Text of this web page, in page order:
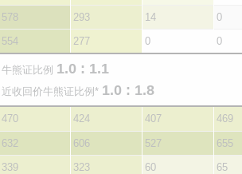
578 293 14 0
554 277 0 0
牛熊证比例 1.0 : 1.1
近收回价牛熊证比例* 1.0 : 1.8
470 424 407 469
632 606 527 655
339 323 60 65